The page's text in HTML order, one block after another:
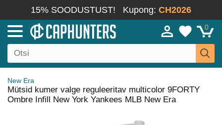
15% SOODUSTUST! Kupong: CH2026
0
New Era
Mütsid kumer valge reguleeritav multicolor 9FORTY
Ombre Infill New York Yankees MLB New Era